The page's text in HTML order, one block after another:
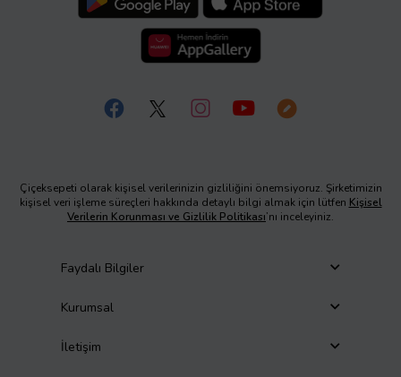
Çiçeksepeti olarak kişisel verilerinizin gizliliğini önemsiyoruz. Şirketimizin
kişisel veri işleme süreçleri hakkında detaylı bilgi almak için lütfen Kişisel
Verilerin Korunması ve Gizlilik Politikası’nı inceleyiniz.
Faydalı Bilgiler
Kurumsal
İletişim